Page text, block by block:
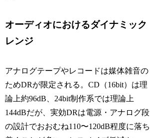
オーディオにおけるダイナミック
レンジ
アナログテープやレコードは媒体雑音の
ためDRが限定される。CD（16bit）は理
論上約96dB、24bit制作系では理論上
144dBだが、実効DRは電源・アナログ段
の設計でおおむね110〜120dB程度に落ち